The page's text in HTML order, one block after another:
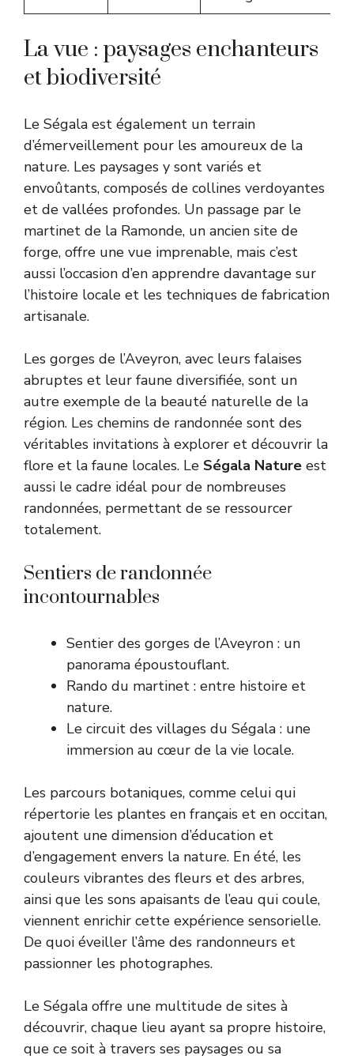
La vue : paysages enchanteurs
et biodiversité
Le Ségala est également un terrain
d’émerveillement pour les amoureux de la
nature. Les paysages y sont variés et
envoûtants, composés de collines verdoyantes
et de vallées profondes. Un passage par le
martinet de la Ramonde, un ancien site de
forge, offre une vue imprenable, mais c’est
aussi l’occasion d’en apprendre davantage sur
l’histoire locale et les techniques de fabrication
artisanale.
Les gorges de l’Aveyron, avec leurs falaises
abruptes et leur faune diversifiée, sont un
autre exemple de la beauté naturelle de la
région. Les chemins de randonnée sont des
véritables invitations à explorer et découvrir la
flore et la faune locales. Le Ségala Nature est
aussi le cadre idéal pour de nombreuses
randonnées, permettant de se ressourcer
totalement.
Sentiers de randonnée
incontournables
Sentier des gorges de l’Aveyron : un
panorama époustouflant.
Rando du martinet : entre histoire et
nature.
Le circuit des villages du Ségala : une
immersion au cœur de la vie locale.
Les parcours botaniques, comme celui qui
répertorie les plantes en français et en occitan,
ajoutent une dimension d’éducation et
d’engagement envers la nature. En été, les
couleurs vibrantes des fleurs et des arbres,
ainsi que les sons apaisants de l’eau qui coule,
viennent enrichir cette expérience sensorielle.
De quoi éveiller l’âme des randonneurs et
passionner les photographes.
Le Ségala offre une multitude de sites à
découvrir, chaque lieu ayant sa propre histoire,
que ce soit à travers ses paysages ou sa